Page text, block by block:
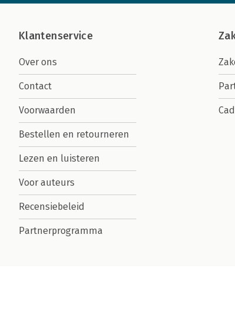
Klantenservice
Over ons
Contact
Voorwaarden
Bestellen en retourneren
Lezen en luisteren
Voor auteurs
Recensiebeleid
Partnerprogramma